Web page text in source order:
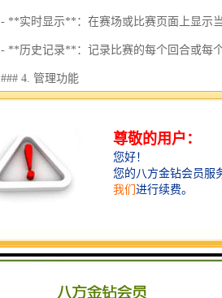
- **实时显示**：在赛场或比赛页面上显示
- **历史记录**：记录比赛的每个回合或每
### 4. 管理功能
- **统计分析**：提供比赛的统计数据，如
### 5. 兼容性
- **多种设备支持**：能够在不同的设备上
这样的系统能提升比赛的组织性和观赏性